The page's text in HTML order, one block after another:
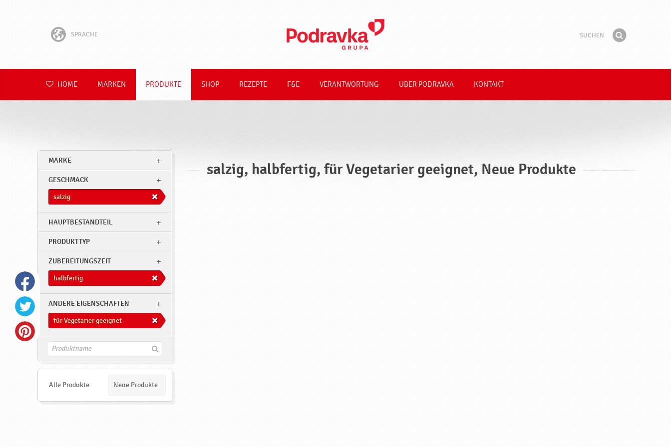
SPRACHE
Hrvatski
Polski
Română
HOME MARKEN PRODUKTE SHOP REZEPTE F&E VERANTWORTUNG ÜBER PODRAVKA KONTAKT
MARKE
GESCHMACK
salzig
HAUPTBESTANDTEIL
PRODUKTTYP
ZUBEREITUNGSZEIT
halbfertig
ANDERE EIGENSCHAFTEN
für Vegetarier geeignet
F
e
Alle Produkte Neue Produkte
salzig, halbfertig, für Vegetarier geeignet, Neue Produkte